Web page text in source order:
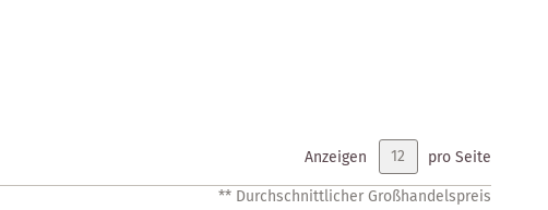
Anzeigen
pro Seite
** Durchschnittlicher Großhandelspreis